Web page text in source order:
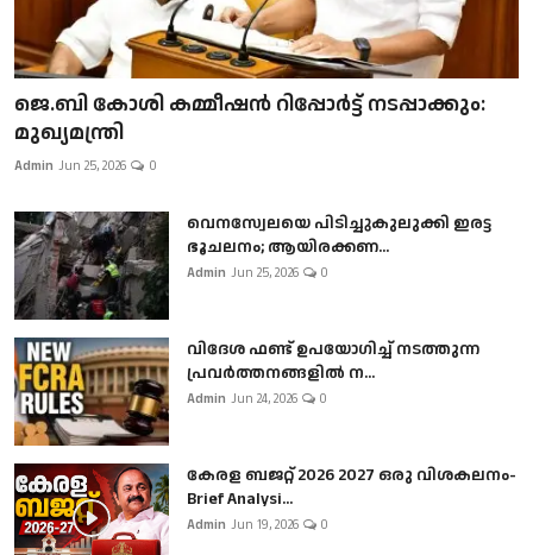
ജെ.ബി കോശി കമ്മീഷൻ റിപ്പോർട്ട് നടപ്പാക്കും:
മുഖ്യമന്ത്രി
Admin Jun 25, 2026 0
വെനസ്വേലയെ പിടിച്ചുകുലുക്കി ഇരട്ട
ഭൂചലനം; ആയിരക്കണ...
Admin Jun 25, 2026 0
വിദേശ ഫണ്ട് ഉപയോഗിച്ച് നടത്തുന്ന
പ്രവർത്തനങ്ങളിൽ ന...
Admin Jun 24, 2026 0
കേരള ബജറ്റ് 2026 2027 ഒരു വിശകലനം-
Brief Analysi...
Admin Jun 19, 2026 0